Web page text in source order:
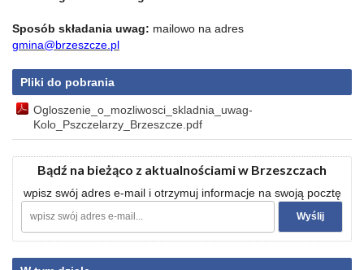
Sposób składania uwag: mailowo na adres
gmina@brzeszcze.pl
Pliki do pobrania
Ogloszenie_o_mozliwosci_skladnia_uwag-
Kolo_Pszczelarzy_Brzeszcze.pdf
Bądź na bieżąco z aktualnościami w Brzeszczach
wpisz swój adres e-mail i otrzymuj informacje na swoją pocztę